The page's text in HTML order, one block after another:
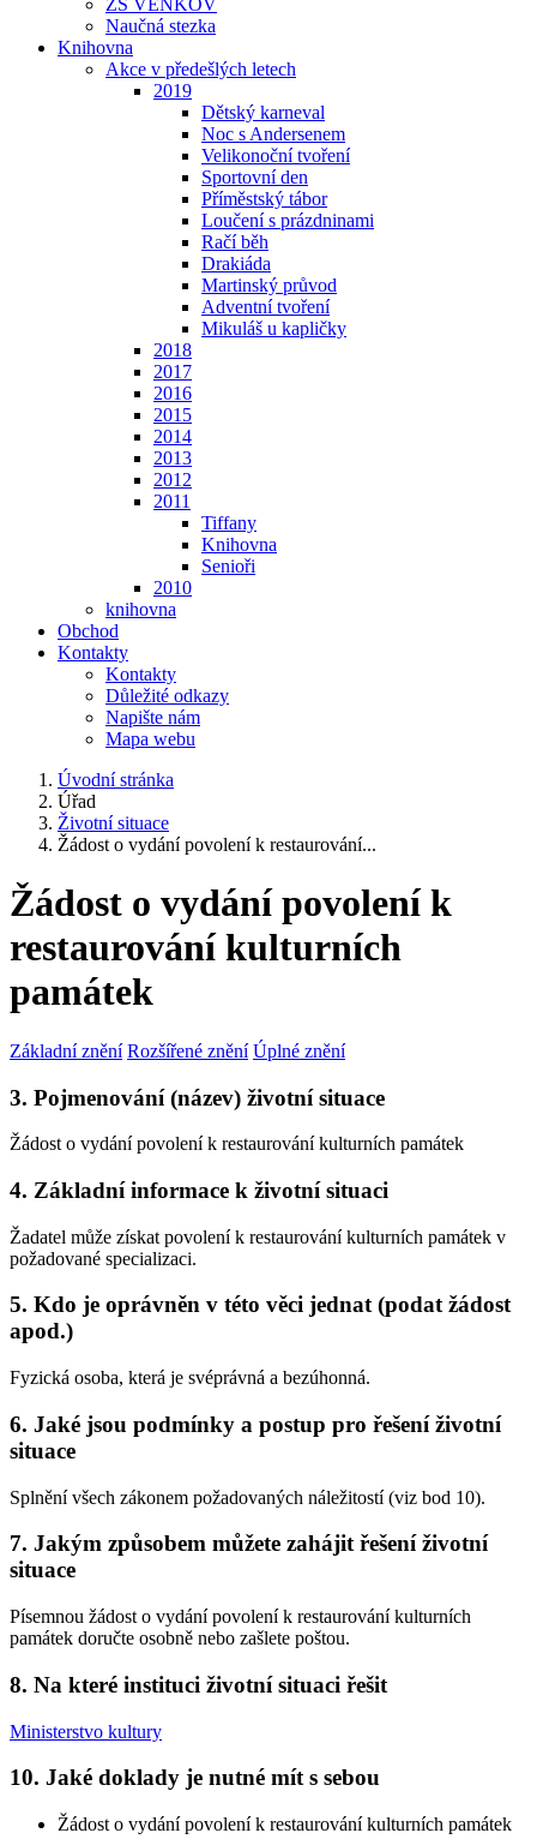
ZŠ VENKOV
Naučná stezka
Knihovna
Akce v předešlých letech
2019
Dětský karneval
Noc s Andersenem
Velikonoční tvoření
Sportovní den
Příměstský tábor
Loučení s prázdninami
Račí běh
Drakiáda
Martinský průvod
Adventní tvoření
Mikuláš u kapličky
2018
2017
2016
2015
2014
2013
2012
2011
Tiffany
Knihovna
Senioři
2010
knihovna
Obchod
Kontakty
Kontakty
Důležité odkazy
Napište nám
Mapa webu
Úvodní stránka
Úřad
Životní situace
Žádost o vydání povolení k restaurování...
Žádost o vydání povolení k
restaurování kulturních
památek
Základní znění Rozšířené znění Úplné znění
3. Pojmenování (název) životní situace
Žádost o vydání povolení k restaurování kulturních památek
4. Základní informace k životní situaci
Žadatel může získat povolení k restaurování kulturních památek v
požadované specializaci.
5. Kdo je oprávněn v této věci jednat (podat žádost
apod.)
Fyzická osoba, která je svéprávná a bezúhonná.
6. Jaké jsou podmínky a postup pro řešení životní
situace
Splnění všech zákonem požadovaných náležitostí (viz bod 10).
7. Jakým způsobem můžete zahájit řešení životní
situace
Písemnou žádost o vydání povolení k restaurování kulturních
památek doručte osobně nebo zašlete poštou.
8. Na které instituci životní situaci řešit
Ministerstvo kultury
10. Jaké doklady je nutné mít s sebou
Žádost o vydání povolení k restaurování kulturních památek